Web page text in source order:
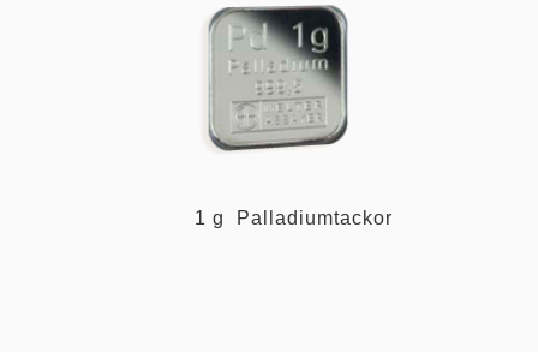
1 g Palladiumtackor